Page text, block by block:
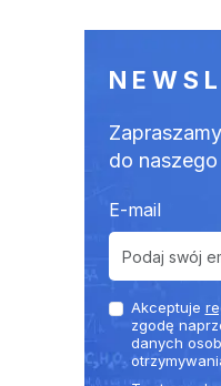
do
E-mail
Akceptuje
zgodę
danych